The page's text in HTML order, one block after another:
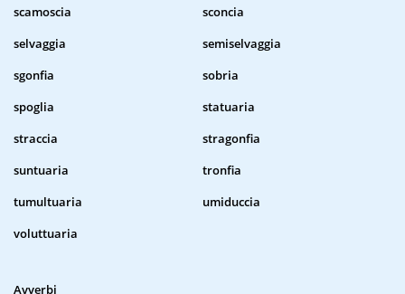
scamoscia
sconcia
selvaggia
semiselvaggia
sgonfia
sobria
spoglia
statuaria
straccia
stragonfia
suntuaria
tronfia
tumultuaria
umiduccia
voluttuaria
Avverbi